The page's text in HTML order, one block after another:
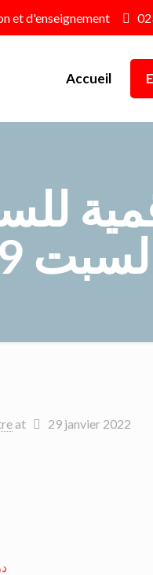
et d'enseignement
Accueil
جانفي
at 29 janvier 2022